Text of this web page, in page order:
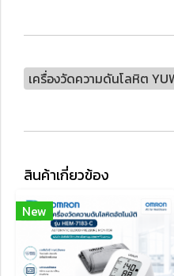
เครื่องวัดความดันโลหิต
สินค้าเกี่ยวข้อง
New